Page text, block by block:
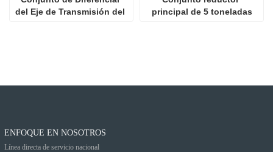
del Eje de Transmisión del
principal de 5 toneladas
ENFOQUE EN NOSOTROS
Línea directa de servicio nacional